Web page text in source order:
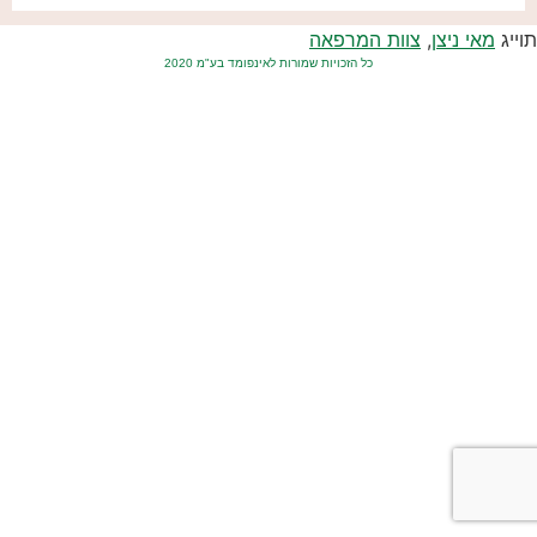
תוייג מאי ניצן, צוות המרפאה
כל הזכויות שמורות לאינפומד בע"מ 2020